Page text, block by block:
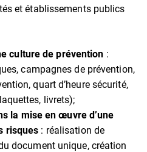
et établissements publics
culture de prévention :
campagnes de prévention,
quart d’heure sécurité,
livrets);
la mise en œuvre d’une
risques : réalisation de
document unique, création